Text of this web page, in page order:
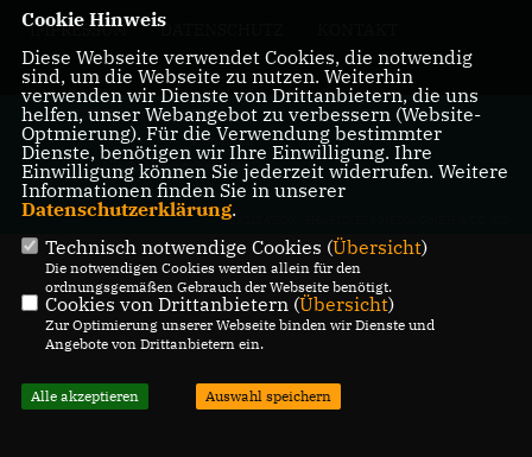
IMPRESSUM DATENSCHUTZ
@2026 CDU Kreisverband Treptow-
Köpenick
Alle Rechte vorbehalten.
REALISATION: SHARKNESS MEDIA GMBH & CO. KG
Cookie Hinweis
Diese Webseite verwendet Cookies, die notwendig
sind, um die Webseite zu nutzen. Weiterhin
verwenden wir Dienste von Drittanbietern, die uns
helfen, unser Webangebot zu verbessern (Website-
Optmierung). Für die Verwendung bestimmter
Dienste, benötigen wir Ihre Einwilligung. Ihre
Einwilligung können Sie jederzeit widerrufen. Weitere
Informationen finden Sie in unserer
Datenschutzerklärung.
Technisch notwendige Cookies (Übersicht)
Die notwendigen Cookies werden allein für den
ordnungsgemäßen Gebrauch der Webseite benötigt.
Cookies von Drittanbietern (Übersicht)
Zur Optimierung unserer Webseite binden wir Dienste und
Angebote von Drittanbietern ein.
Alle akzeptieren Auswahl speichern